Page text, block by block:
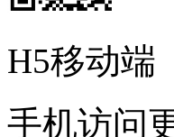
H5移动端
手机访问